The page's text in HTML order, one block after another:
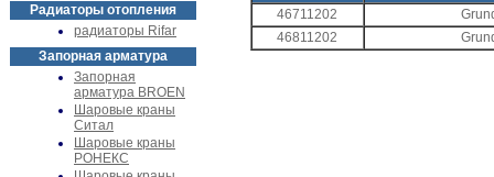
Радиаторы отопления
радиаторы Rifar
Запорная арматура
Запорная
арматура BROEN
Шаровые краны
Ситал
Шаровые краны
РОНЕКС
46711202
46811202